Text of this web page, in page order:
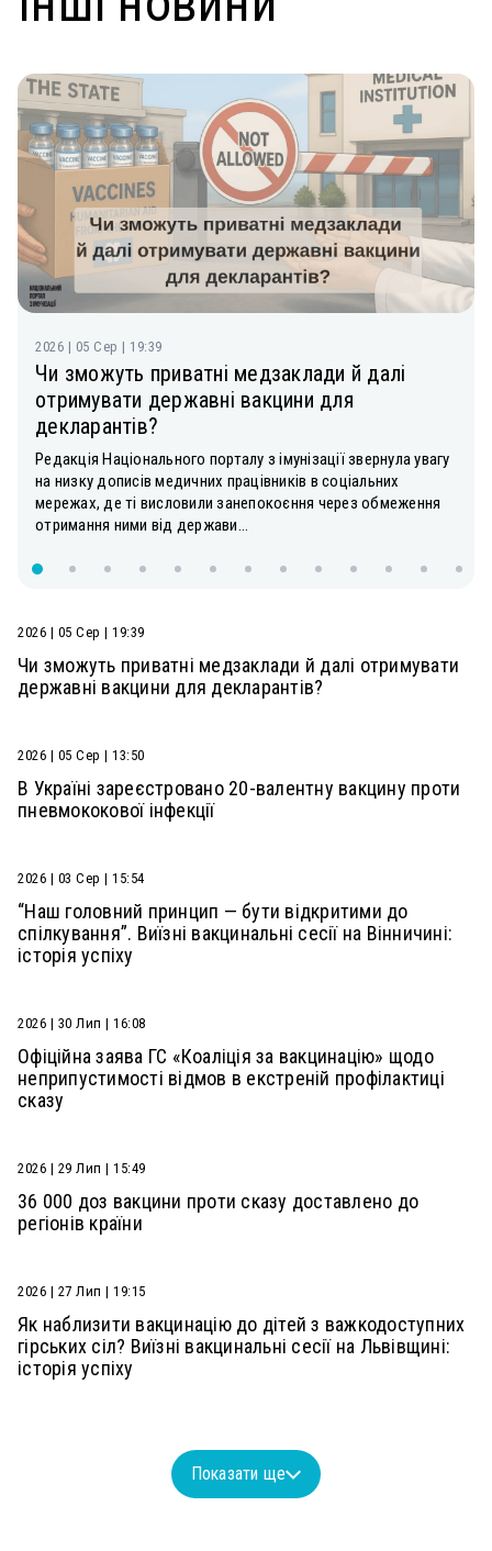
2026 | 05 Сер | 19:39
Чи зможуть приватні медзаклади й далі
отримувати державні вакцини для
декларантів?
Редакція Національного порталу з імунізації звернула увагу
на низку дописів медичних працівників в соціальних
мережах, де ті висловили занепокоєння через обмеження
отримання ними від держави...
2026 | 05 Сер | 19:39
Чи зможуть приватні медзаклади й далі отримувати
державні вакцини для декларантів?
2026 | 05 Сер | 13:50
В Україні зареєстровано 20-валентну вакцину проти
пневмококової інфекції
2026 | 03 Сер | 15:54
“Наш головний принцип — бути відкритими до
спілкування”. Виїзні вакцинальні сесії на Вінничині:
історія успіху
2026 | 30 Лип | 16:08
Офіційна заява ГС «Коаліція за вакцинацію» щодо
неприпустимості відмов в екстреній профілактиці
сказу
2026 | 29 Лип | 15:49
36 000 доз вакцини проти сказу доставлено до
регіонів країни
2026 | 27 Лип | 19:15
Як наблизити вакцинацію до дітей з важкодоступних
гірських сіл? Виїзні вакцинальні сесії на Львівщині:
історія успіху
Показати ще